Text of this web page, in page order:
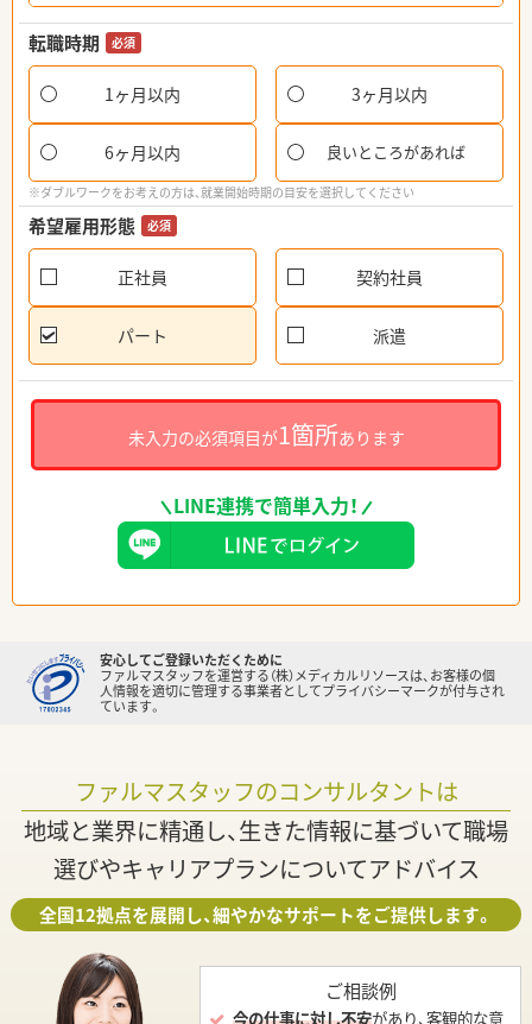
転職時期 必須
1ヶ月以内 3ヶ月以内
6ヶ月以内 良いところがあれば
※ダブルワークをお考えの方は、就業開始時期の目安を選択してください
希望雇用形態 必須
正社員 契約社員
パート 派遣
未入力の必須項目が1箇所あります
LINE連携で簡単入力！
安心してご登録いただくために
ファルマスタッフを運営する（株）メディカルリソースは、お客様の個
人情報を適切に管理する事業者としてプライバシーマークが付与され
ています。
ファルマスタッフのコンサルタントは
地域と業界に精通し、生きた情報に基づいて職場
選びやキャリアプランについてアドバイス
全国12拠点を展開し、細やかなサポートをご提供します。
ご相談例
今の仕事に対し不安があり、客観的な意